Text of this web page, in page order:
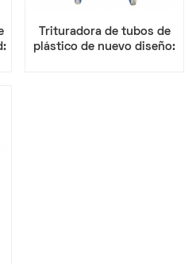
Trituradora de tubos de
plástico de nuevo diseño: